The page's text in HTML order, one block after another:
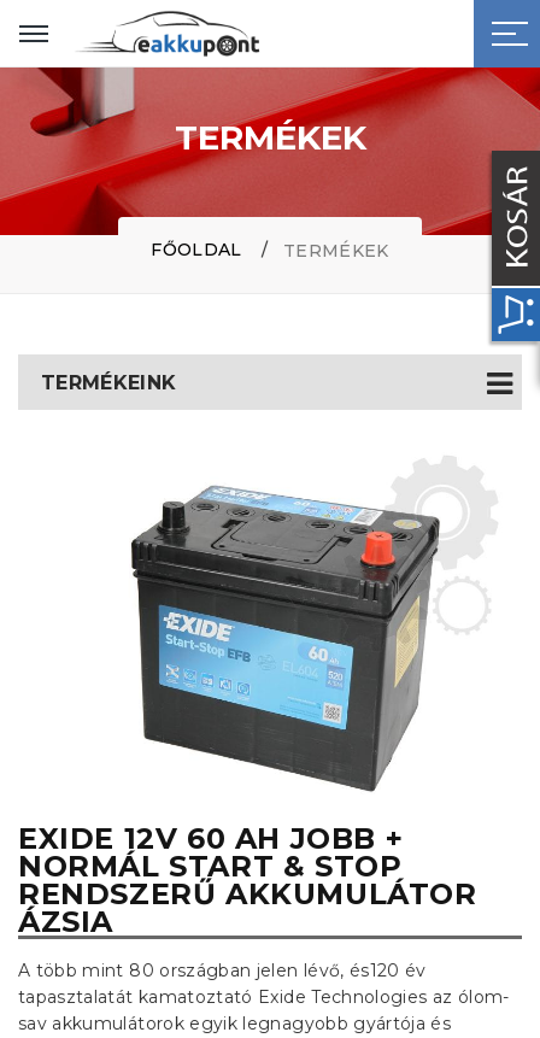
TERMÉKEK
FŐOLDAL TERMÉKEK
TERMÉKEINK
EXIDE 12V 60 AH JOBB +
NORMÁL START & STOP
RENDSZERŰ AKKUMULÁTOR
ÁZSIA
A több mint 80 országban jelen lévő, és120 év
tapasztalatát kamatoztató Exide Technologies az ólom-
sav akkumulátorok egyik legnagyobb gyártója és